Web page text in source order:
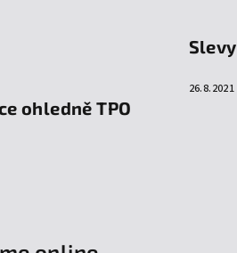
ohledně TPO
Slevy
26.8.2021